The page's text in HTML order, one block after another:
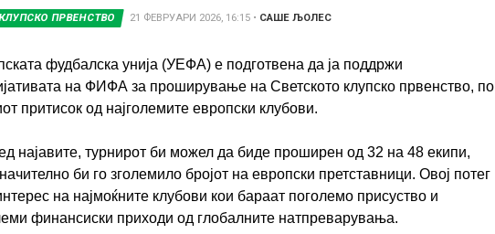
ПРВЕНСТВО 21 ФЕВРУАРИ 2026, 16:15 • САШЕ ЉОЛЕС
фудбалска унија (УЕФА) е подготвена да ја поддржи
на ФИФА за проширување на Светското клупско првенство, по
притисок од најголемите европски клубови.
најавите, турнирот би можел да биде проширен од 32 на 48 екипи,
би го зголемило бројот на европски претставници. Овој потег
на најмоќните клубови кои бараат поголемо присуство и
финансиски приходи од глобалните натпреварувања.